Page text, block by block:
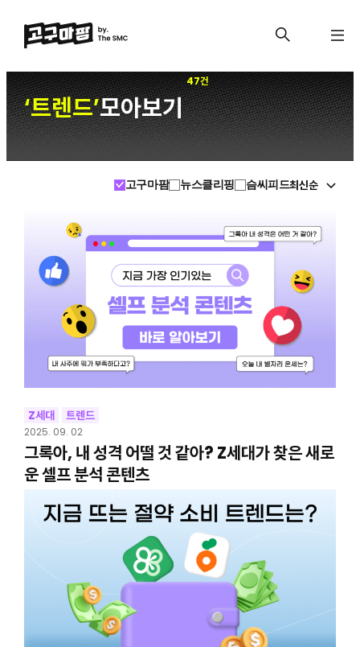
‘트렌드’모아보기
47건
고구마팜 뉴스클리핑 슴씨피드최신순
Z세대 트렌드
2025. 09. 02
그록아, 내 성격 어떨 것 같아? Z세대가 찾은 새로
운 셀프 분석 콘텐츠